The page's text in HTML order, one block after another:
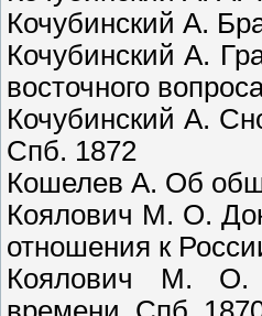
Кочубинский А.
Кочубинский А.
восточного
Кочубинский А.
Спб. 1872
Кошелев А. Об
Коялович М. О.
отношения к
Коялович М. О.